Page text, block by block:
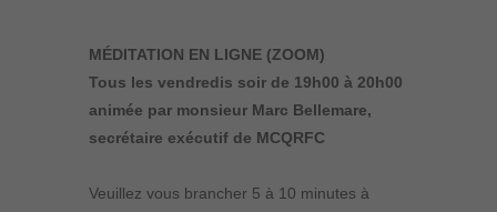
MÉDITATION EN LIGNE (ZOOM)
Tous les vendredis soir de 19h00 à 20h00
animée par monsieur Marc Bellemare,
secrétaire exécutif de MCQRFC
Veuillez vous brancher 5 à 10 minutes à